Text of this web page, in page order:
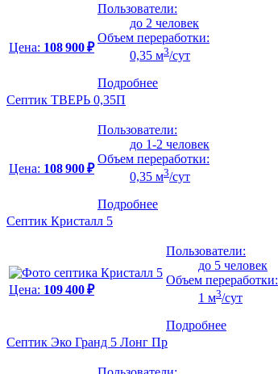
Цена: 108 900 ₽
Пользователи:
до 2 человек
Объем переработки:
0,35 м3/сут
Подробнее
Септик ТВЕРЬ 0,35П
Цена: 108 900 ₽
Пользователи:
до 1-2 человек
Объем переработки:
0,35 м3/сут
Подробнее
Септик Кристалл 5
Цена: 109 400 ₽
Пользователи:
до 5 человек
Объем переработки:
1 м3/сут
Подробнее
Септик Эко Гранд 5 Лонг Пр